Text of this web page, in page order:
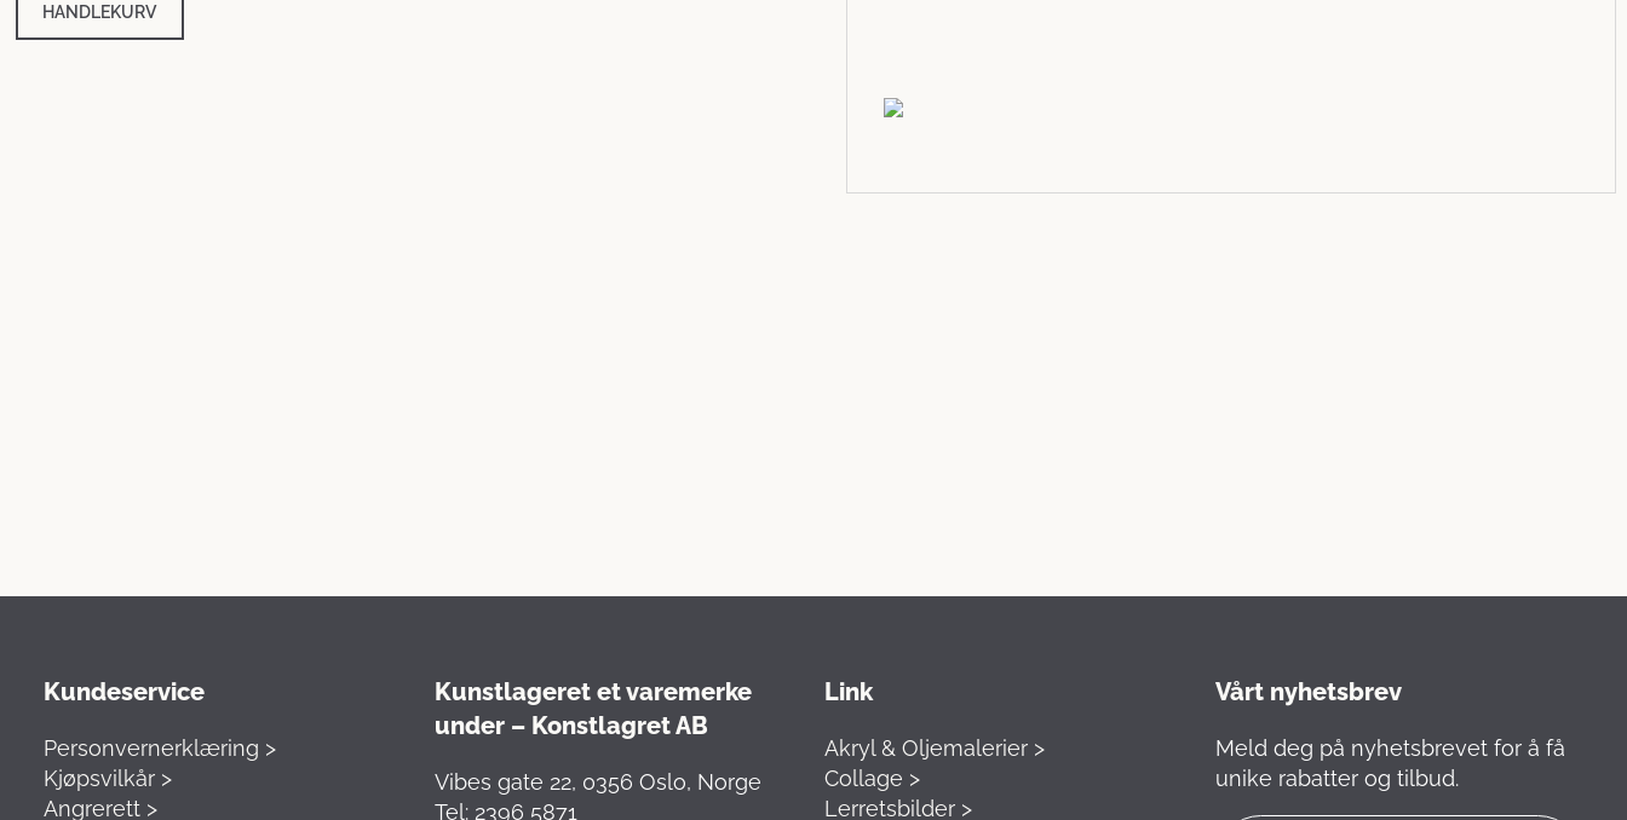
HANDLEKURV
Kundeservice
Personvernerklæring >
Kjøpsvilkår >
Angrerett >
Kunstlageret et varemerke
under – Konstlagret AB
Vibes gate 22, 0356 Oslo, Norge
Tel: 2396 5871
Link
Akryl & Oljemalerier >
Collage >
Lerretsbilder >
Vårt nyhetsbrev
Meld deg på nyhetsbrevet for å få
unike rabatter og tilbud.